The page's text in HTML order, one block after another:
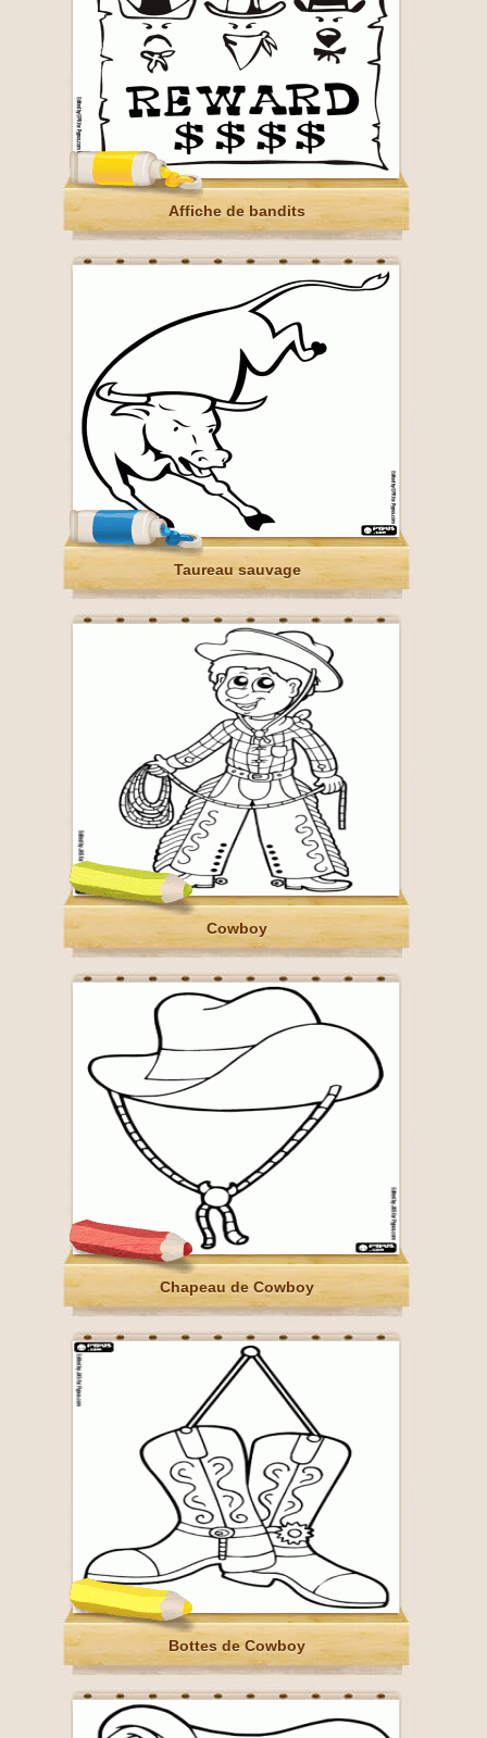
Affiche de bandits
Taureau sauvage
Cowboy
Chapeau de Cowboy
Bottes de Cowboy